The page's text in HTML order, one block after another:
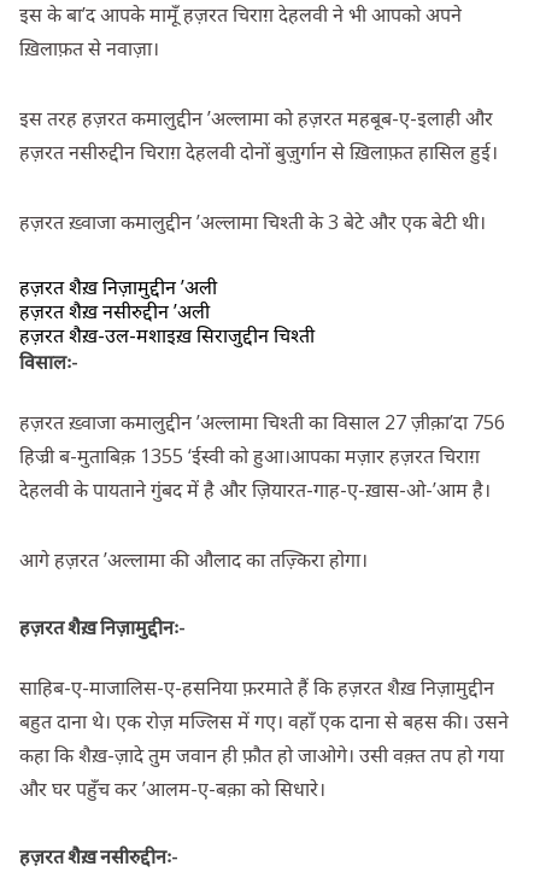
इस के बा’द आपके मामूँ हज़रत चिराग़ देहलवी ने भी आपको अपने
ख़िलाफ़त से नवाज़ा।
इस तरह हज़रत कमालुद्दीन ’अल्लामा को हज़रत महबूब-ए-इलाही और
हज़रत नसीरुद्दीन चिराग़ देहलवी दोनों बुज़ुर्गान से ख़िलाफ़त हासिल हुई।
हज़रत ख़्वाजा कमालुद्दीन ’अल्लामा चिश्ती के 3 बेटे और एक बेटी थी।
हज़रत शैख़ निज़ामुद्दीन ’अली
हज़रत शैख़ नसीरुद्दीन ’अली
हज़रत शैख़-उल-मशाइख़ सिराजुद्दीन चिश्ती
विसालः-
हज़रत ख़्वाजा कमालुद्दीन ’अल्लामा चिश्ती का विसाल 27 ज़ीक़ा’दा 756
हिज्री ब-मुताबिक़ 1355 ‘ईस्वी को हुआ।आपका मज़ार हज़रत चिराग़
देहलवी के पायताने गुंबद में है और ज़ियारत-गाह-ए-ख़ास-ओ-’आम है।
आगे हज़रत ’अल्लामा की औलाद का तज़्किरा होगा।
हज़रत शैख़ निज़ामुद्दीनः-
साहिब-ए-माजालिस-ए-हसनिया फ़रमाते हैं कि हज़रत शैख़ निज़ामुद्दीन
बहुत दाना थे। एक रोज़ मज्लिस में गए। वहाँ एक दाना से बहस की। उसने
कहा कि शैख़-ज़ादे तुम जवान ही फ़ौत हो जाओगे। उसी वक़्त तप हो गया
और घर पहुँच कर ’आलम-ए-बक़ा को सिधारे।
हज़रत शैख़ नसीरुद्दीनः-